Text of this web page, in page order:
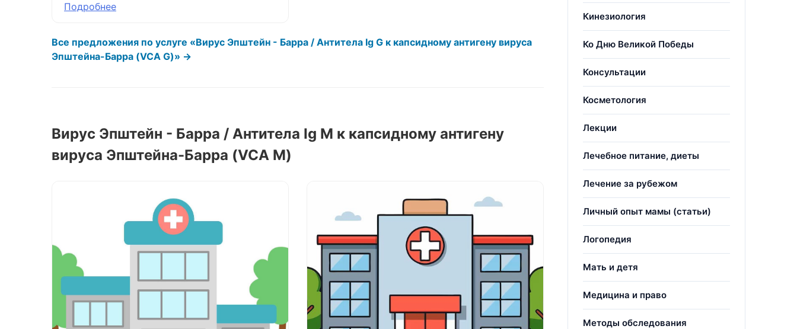
Подробнее
Все предложения по услуге «Вирус Эпштейн - Барра / Антитела Ig G к капсидному антигену вируса
Эпштейна-Барра (VCA G)» →
Вирус Эпштейн - Барра / Антитела Ig M к капсидному антигену
вируса Эпштейна-Барра (VCA M)
Кинезиология
Ко Дню Великой Победы
Консультации
Косметология
Лекции
Лечебное питание, диеты
Лечение за рубежом
Личный опыт мамы (статьи)
Логопедия
Мать и детя
Медицина и право
Методы обследования